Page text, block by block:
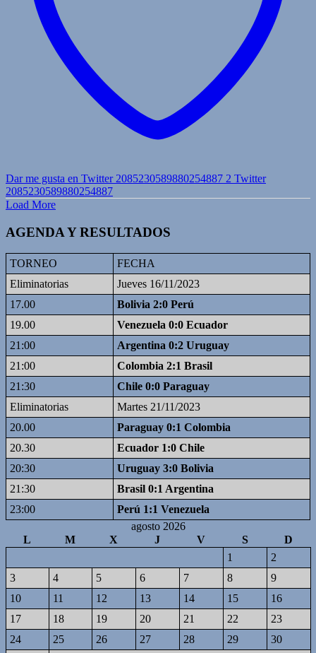
Dar me gusta en Twitter 2085230589880254887 2 Twitter
2085230589880254887
Load More
AGENDA Y RESULTADOS
TORNEO
FECHA
Eliminatorias
Jueves 16/11/2023
17.00
Bolivia 2:0 Perú
19.00
Venezuela 0:0 Ecuador
21:00
Argentina 0:2 Uruguay
21:00
Colombia 2:1 Brasil
21:30
Chile 0:0 Paraguay
Eliminatorias
Martes 21/11/2023
20.00
Paraguay 0:1 Colombia
20.30
Ecuador 1:0 Chile
20:30
Uruguay 3:0 Bolivia
21:30
Brasil 0:1 Argentina
23:00
Perú 1:1 Venezuela
agosto 2026
L
M X J V S
D
1
2
3
4 5 6 7 8
9
10
11 12 13 14 15
16
17
18 19 20 21 22
23
24
25 26 27 28 29
30